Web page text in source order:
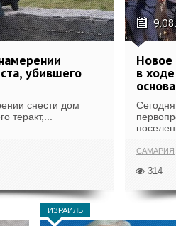
убившего
снести дом
теракт,...
Новое
в
САМАРИЯ
314
ИЗРАИЛЬ